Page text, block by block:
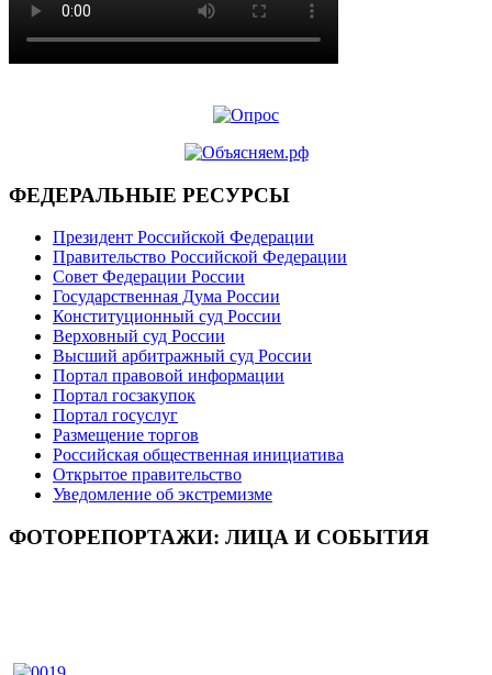
ФЕДЕРАЛЬНЫЕ РЕСУРСЫ
Президент Российской Федерации
Правительство Российской Федерации
Совет Федерации России
Государственная Дума России
Конституционный суд России
Верховный суд России
Высший арбитражный суд России
Портал правовой информации
Портал госзакупок
Портал госуслуг
Размещение торгов
Российская общественная инициатива
Открытое правительство
Уведомление об экстремизме
ФОТОРЕПОРТАЖИ: ЛИЦА И СОБЫТИЯ